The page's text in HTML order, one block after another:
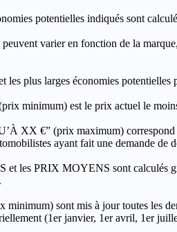
potentielles indiqués sont
varier en fonction de la
plus larges économies
minimum) est le prix actuel le
XX €” (prix maximum) correspond
ayant fait une demande de
les PRIX MOYENS sont calculés
sont mis à jour toutes les
(1er janvier, 1er avril, 1er